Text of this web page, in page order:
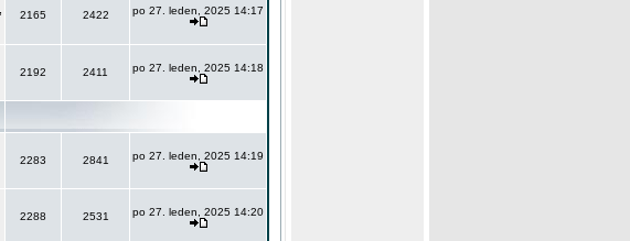
2165 2422 po 27. leden, 2025 14:17
2192 2411 po 27. leden, 2025 14:18
2283 2841 po 27. leden, 2025 14:19
2288 2531 po 27. leden, 2025 14:20